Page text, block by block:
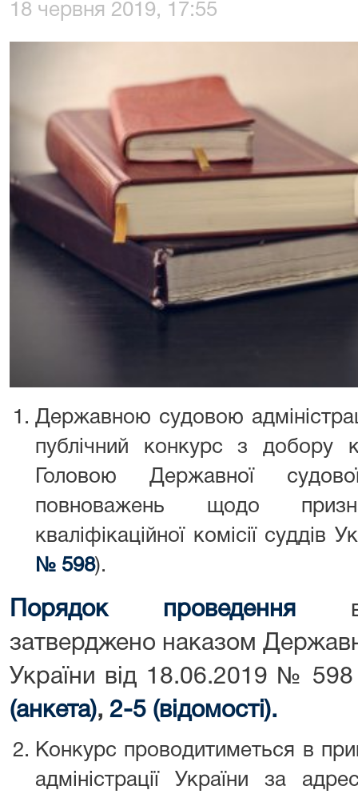
18 червня 2019, 17:55
Державною судовою
публічний конкурс з добору
Головою Державної
повноважень щодо
кваліфікаційної комісії суддів
№ 598).
Порядок проведення
затверджено наказом
України від 18.06.2019 №
(анкета), 2-5 (відомості).
Конкурс проводитиметься в
адміністрації України за